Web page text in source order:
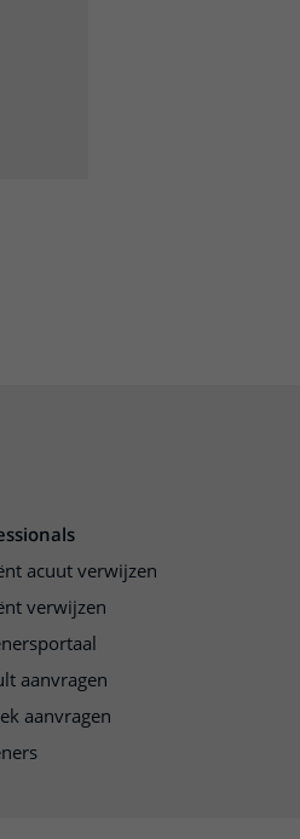
acuut verwijzen
verwijzen
aanvragen
aanvragen